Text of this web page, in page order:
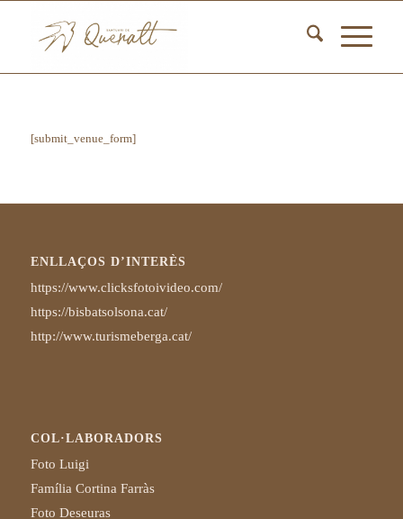
[submit_venue_form]
ENLLAÇOS D’INTERÈS
https://www.clicksfotoivideo.com/
https://bisbatsolsona.cat/
http://www.turismeberga.cat/
COL·LABORADORS
Foto Luigi
Família Cortina Farràs
Foto Deseuras